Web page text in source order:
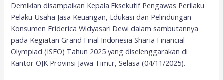
Demikian disampaikan Kepala Eksekutif Pengawas Perilaku
Pelaku Usaha Jasa Keuangan, Edukasi dan Pelindungan
Konsumen Friderica Widyasari Dewi dalam sambutannya
pada Kegiatan Grand Final Indonesia Sharia Financial
Olympiad (ISFO) Tahun 2025 yang diselenggarakan di
Kantor OJK Provinsi Jawa Timur, Selasa (04/11/2025).